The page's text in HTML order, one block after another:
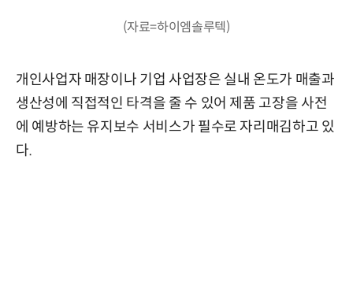
(자료=하이엠솔루텍)
개인사업자 매장이나 기업 사업장은 실내 온도가 매출과
생산성에 직접적인 타격을 줄 수 있어 제품 고장을 사전
에 예방하는 유지보수 서비스가 필수로 자리매김하고 있
다.